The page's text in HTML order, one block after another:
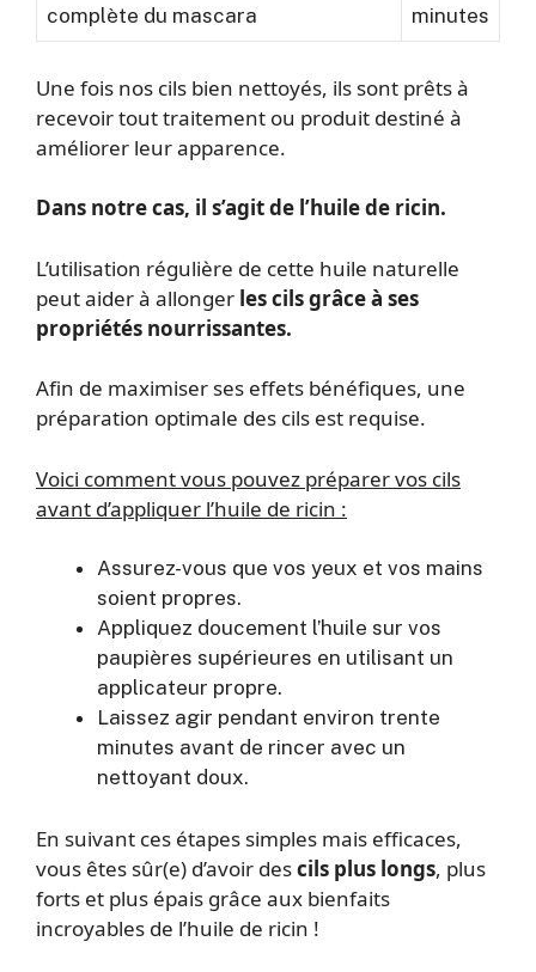
complète du mascara
minutes
Une fois nos cils bien nettoyés, ils sont prêts à
recevoir tout traitement ou produit destiné à
améliorer leur apparence.
Dans notre cas, il s’agit de l’huile de ricin.
L’utilisation régulière de cette huile naturelle
peut aider à allonger les cils grâce à ses
propriétés nourrissantes.
Afin de maximiser ses effets bénéfiques, une
préparation optimale des cils est requise.
Voici comment vous pouvez préparer vos cils
avant d’appliquer l’huile de ricin :
Assurez-vous que vos yeux et vos mains
soient propres.
Appliquez doucement l’huile sur vos
paupières supérieures en utilisant un
applicateur propre.
Laissez agir pendant environ trente
minutes avant de rincer avec un
nettoyant doux.
En suivant ces étapes simples mais efficaces,
vous êtes sûr(e) d’avoir descils plus longs, plus
forts et plus épais grâce aux bienfaits
incroyables de l’huile de ricin !